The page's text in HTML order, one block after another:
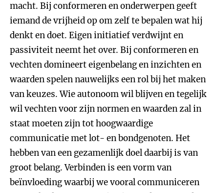
macht. Bij conformeren en onderwerpen geeft
iemand de vrijheid op om zelf te bepalen wat hij
denkt en doet. Eigen initiatief verdwijnt en
passiviteit neemt het over. Bij conformeren en
vechten domineert eigenbelang en inzichten en
waarden spelen nauwelijks een rol bij het maken
van keuzes. Wie autonoom wil blijven en tegelijk
wil vechten voor zijn normen en waarden zal in
staat moeten zijn tot hoogwaardige
communicatie met lot- en bondgenoten. Het
hebben van een gezamenlijk doel daarbij is van
groot belang. Verbinden is een vorm van
beïnvloeding waarbij we vooral communiceren